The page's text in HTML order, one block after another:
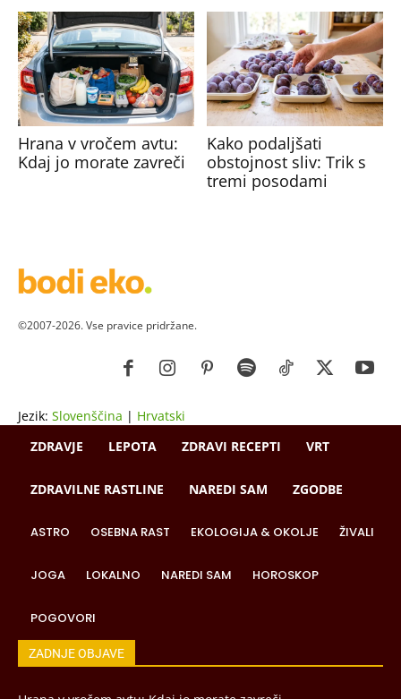
Hrana v vročem avtu:
Kdaj jo morate zavreči
Kako podaljšati
obstojnost sliv: Trik s
tremi posodami
©2007-2026. Vse pravice pridržane.
Jezik: Slovenščina | Hrvatski
ZDRAVJE
LEPOTA ZDRAVI RECEPTI VRT
ZDRAVILNE RASTLINE NAREDI SAM ZGODBE
ASTRO OSEBNA RAST EKOLOGIJA & OKOLJE ŽIVALI
JOGA LOKALNO NAREDI SAM HOROSKOP
POGOVORI
ZADNJE OBJAVE